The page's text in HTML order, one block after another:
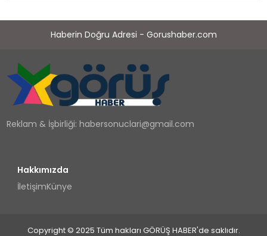
Haberin Doğru Adresi - Gorushaber.com
Reklam & İşbirliği:habersonuclari@gmail.com
Hakkımızda
İletişimKünye
Copyright © 2025 Tüm hakları GÖRÜŞ HABER'de saklıdır.